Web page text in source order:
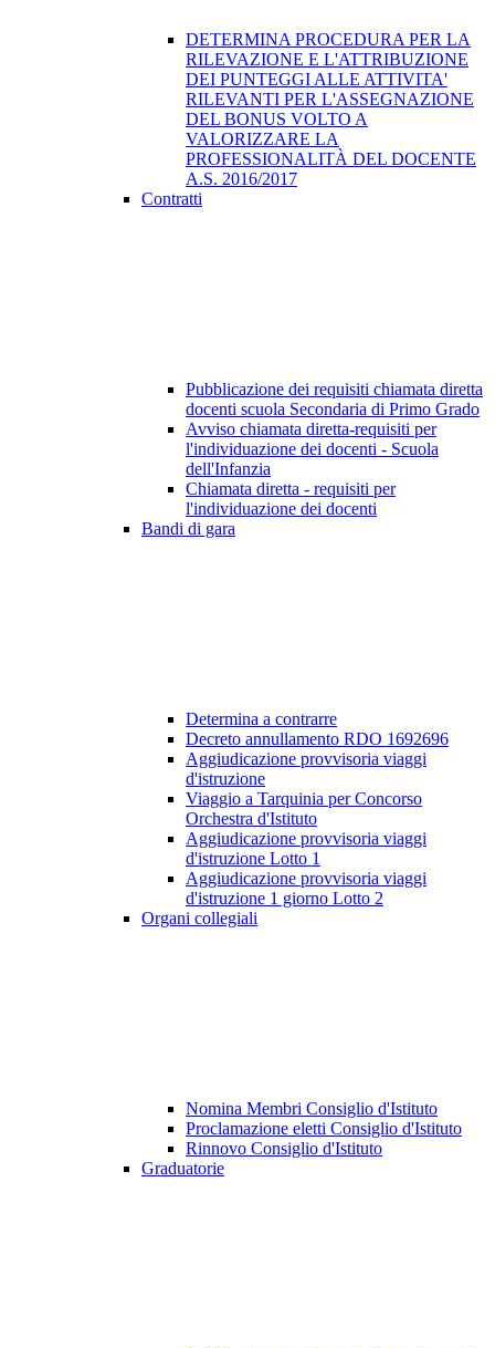
DETERMINA PROCEDURA PER LA
RILEVAZIONE E L'ATTRIBUZIONE
DEI PUNTEGGI ALLE ATTIVITA'
RILEVANTI PER L'ASSEGNAZIONE
DEL BONUS VOLTO A
VALORIZZARE LA
PROFESSIONALITÀ DEL DOCENTE
A.S. 2016/2017
Contratti
Pubblicazione dei requisiti chiamata diretta
docenti scuola Secondaria di Primo Grado
Avviso chiamata diretta-requisiti per
l'individuazione dei docenti - Scuola
dell'Infanzia
Chiamata diretta - requisiti per
l'individuazione dei docenti
Bandi di gara
Determina a contrarre
Decreto annullamento RDO 1692696
Aggiudicazione provvisoria viaggi
d'istruzione
Viaggio a Tarquinia per Concorso
Orchestra d'Istituto
Aggiudicazione provvisoria viaggi
d'istruzione Lotto 1
Aggiudicazione provvisoria viaggi
d'istruzione 1 giorno Lotto 2
Organi collegiali
Nomina Membri Consiglio d'Istituto
Proclamazione eletti Consiglio d'Istituto
Rinnovo Consiglio d'Istituto
Graduatorie